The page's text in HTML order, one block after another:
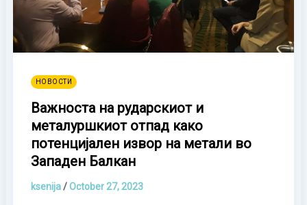
НОВОСТИ
Важноста на рударскиот и
металуршкиот отпад како
потенцијален извор на метали во
Западен Балкан
ksenija/October 27, 2023